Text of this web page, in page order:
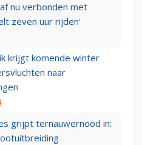
nu verbonden met
zeven uur rijden'
krijgt komende winter
naar
grijpt ternauwernood in: